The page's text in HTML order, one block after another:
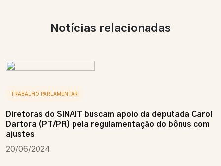
Notícias relacionadas
TRABALHO PARLAMENTAR
Diretoras do SINAIT buscam apoio da deputada Carol
Dartora (PT/PR) pela regulamentação do bônus com
ajustes
20/06/2024